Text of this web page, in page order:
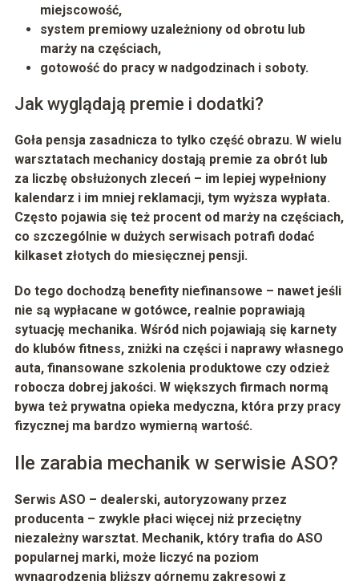
miejscowość,
system premiowy uzależniony od obrotu lub
marży na częściach,
gotowość do pracy w nadgodzinach i soboty.
Jak wyglądają premie i dodatki?
Goła pensja zasadnicza to tylko część obrazu. W wielu
warsztatach mechanicy dostają premie za obrót lub
za liczbę obsłużonych zleceń – im lepiej wypełniony
kalendarz i im mniej reklamacji, tym wyższa wypłata.
Często pojawia się też procent od marży na częściach,
co szczególnie w dużych serwisach potrafi dodać
kilkaset złotych do miesięcznej pensji.
Do tego dochodzą benefity niefinansowe – nawet jeśli
nie są wypłacane w gotówce, realnie poprawiają
sytuację mechanika. Wśród nich pojawiają się karnety
do klubów fitness, zniżki na części i naprawy własnego
auta, finansowane szkolenia produktowe czy odzież
robocza dobrej jakości. W większych firmach normą
bywa też prywatna opieka medyczna, która przy pracy
fizycznej ma bardzo wymierną wartość.
Ile zarabia mechanik w serwisie ASO?
Serwis ASO – dealerski, autoryzowany przez
producenta – zwykle płaci więcej niż przeciętny
niezależny warsztat. Mechanik, który trafia do ASO
popularnej marki, może liczyć na poziom
wynagrodzenia bliższy górnemu zakresowi z